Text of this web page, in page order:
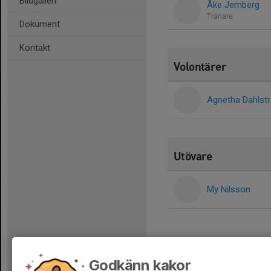
Dokument
Kontakt
Åke Jernberg
Tränare
Volontärer
Agnetha
Utövare
My Nilsson
Godkänn kakor